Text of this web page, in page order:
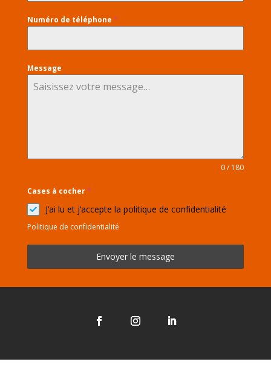
Numéro de téléphone *
Message
0 / 180
Cases à cocher*
J’ai lu et j’accepte la politique de confidentialité
Politique de confidentialité
Envoyer le message